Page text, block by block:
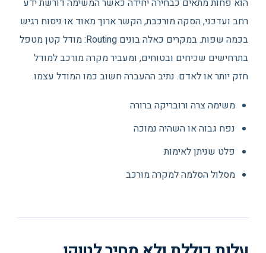
הוא פחות מתאים כבחירה יחידה כאשר המשימה דורשת ידע
רחב ועדכני, הסקה מורכבת, הקשר ארוך מאוד או ניסוח רגיש
בכמה שפות. במקרים כאלה בונים Routing: מודל קטן מטפל
בתרחישים שכיחים ובטוחים, ומעביר מקרה מורכב למודל
חזק יותר או לאדם. נתיב ההעברה חשוב כמו המודל עצמו.
משימה צרה ורובריקה ברורה
נפח גבוה או השהיה נמוכה
פלט שניתן לאימות
מסלול הסלמה למקרה מורכב